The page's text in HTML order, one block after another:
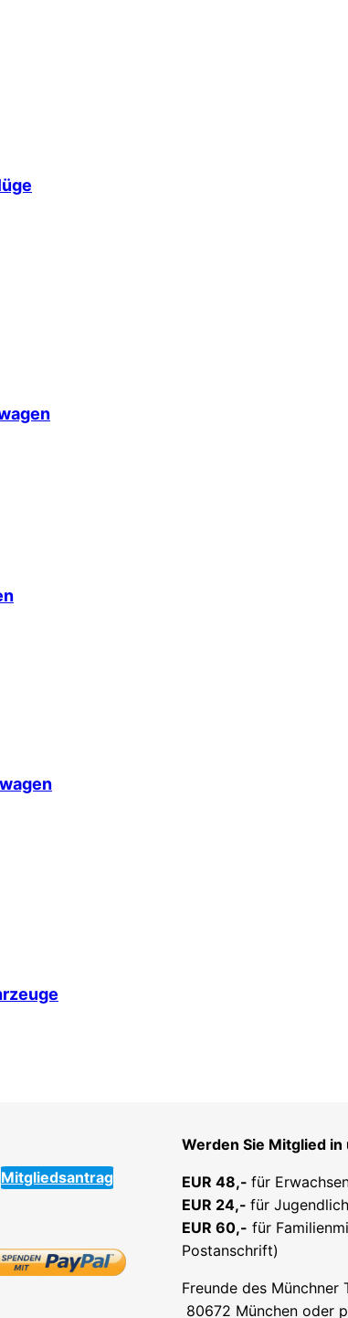
Mitgliedsantrag
Werden Sie Mitglied
EUR 48,- für
EUR 24,- für
EUR 60,- für
Postanschrift)
Freunde des Münchner
80672 München oder